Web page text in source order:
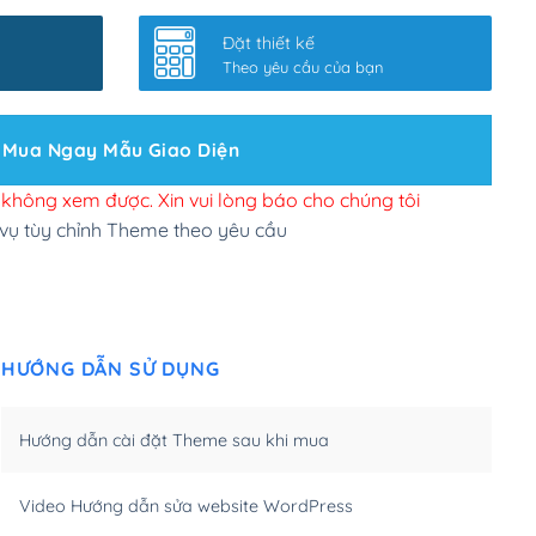
slider chính (+200,000₫)
site Wordpress(+100,000₫)
đăng web(+300,000₫)
tuỳ chọn
(+450,000₫)
Đặt thiết kế
Theo yêu cầu của bạn
Mua Ngay Mẫu Giao Diện
xem được. Xin vui lòng báo cho chúng tôi
tùy chỉnh Theme theo yêu cầu
HƯỚNG DẪN SỬ DỤNG
Hướng dẫn cài đặt Theme sau khi mua
Video Hướng dẫn sửa website WordPress